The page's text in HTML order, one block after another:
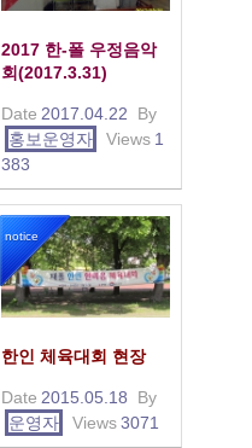
2017 한-폴 우정음악
회(2017.3.31)
Date 2017.04.22
By
홍보운영자
Views 1
383
notice
한인 체육대회 현장
Date 2015.05.18
By
운영자
Views3071